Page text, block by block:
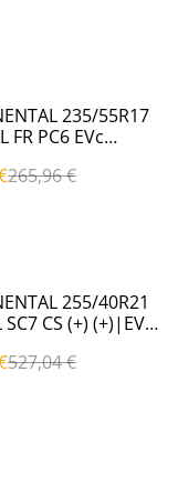
235/55R17
FR PC6 EVc
265,96 €
255/40R21
SC7 CS (+) (+)|EVc
527,04 €